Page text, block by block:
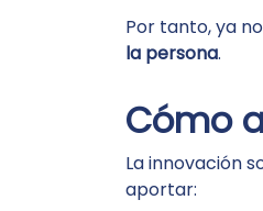
Por tanto, ya
la persona.
Cómo
La innovación
aportar: